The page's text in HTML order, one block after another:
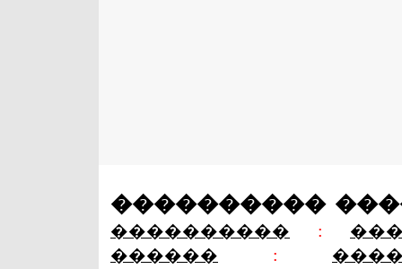
����������
���������� :
������ :